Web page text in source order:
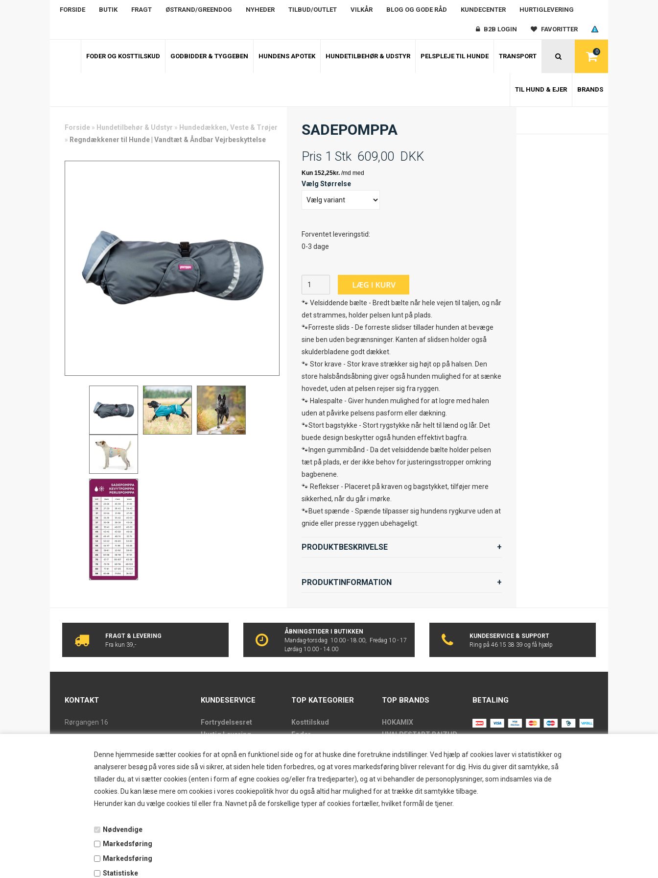
Denne hjemmeside sætter cookies for at opnå en funktionel side og for at huske dine foretrukne indstillinger. Ved hjælp af cookies laver vi statistikker og
analyserer besøg på vores side så vi sikrer, at siden hele tiden forbedres, og at vores markedsføring bliver relevant for dig. Hvis du giver dit samtykke, så
tillader du, at vi sætter cookies (enten i form af egne cookies og/eller fra tredjeparter), og at vi behandler de personoplysninger, som indsamles via de
cookies. Du kan læse mere om cookies i vores cookiepolitik hvor du også altid har mulighed for at trække dit samtykke tilbage.
Herunder kan du vælge cookies til eller fra. Navnet på de forskellige typer af cookies fortæller, hvilket formål de tjener.
Nødvendige
Markedsføring
Markedsføring
Statistiske
FORSIDE BUTIK FRAGT ØSTRAND/GREENDOG NYHEDER TILBUD/OUTLET VILKÅR BLOG OG GODE RÅD KUNDECENTER HURTIGLEVERING
B2B LOGIN FAVORITTER
0
FODER OG KOSTTILSKUD GODBIDDER & TYGGEBEN HUNDENS APOTEK HUNDETILBEHØR & UDSTYR PELSPLEJE TIL HUNDE TRANSPORT
TIL HUND & EJER BRANDS
Forside » Hundetilbehør & Udstyr » Hundedækken, Veste & Trøjer
» Regndækkener til Hunde | Vandtæt & Åndbar Vejrbeskyttelse
SADEPOMPPA
Pris 1 Stk 609,00DKK
Vælg Størrelse
Forventet leveringstid:
0-3 dage
🐾 Velsiddende bælte - Bredt bælte når hele vejen til taljen, og når
det strammes, holder pelsen lunt på plads.
🐾Forreste slids - De forreste slidser tillader hunden at bevæge
sine ben uden begrænsninger. Kanten af slidsen holder også
skulderbladene godt dækket.
🐾 Stor krave - Stor krave strækker sig højt op på halsen. Den
store halsbåndsåbning giver også hunden mulighed for at sænke
hovedet, uden at pelsen rejser sig fra ryggen.
🐾 Halespalte - Giver hunden mulighed for at logre med halen
uden at påvirke pelsens pasform eller dækning.
🐾Stort bagstykke - Stort rygstykke når helt til lænd og lår. Det
buede design beskytter også hunden effektivt bagfra.
🐾Ingen gummibånd - Da det velsiddende bælte holder pelsen
tæt på plads, er der ikke behov for justeringsstropper omkring
bagbenene.
🐾 Reflekser - Placeret på kraven og bagstykket, tilføjer mere
sikkerhed, når du går i mørke.
🐾Buet spænde - Spænde tilpasser sig hundens rygkurve uden at
gnide eller presse ryggen ubehageligt.
PRODUKTBESKRIVELSE
PRODUKTINFORMATION
FRAGT & LEVERING
Fra kun 39,-
ÅBNINGSTIDER I BUTIKKEN
Mandag-torsdag 10.00 - 18.00, Fredag 10 - 17
Lørdag 10.00 - 14.00
KUNDESERVICE & SUPPORT
Ring på 46 15 38 39 og få hjælp
KONTAKT
Rørgangen 16
Tlf. 46 15 38 39
ostrand@ostrand.dk
CVR: DK 77948228 drives af
SKYESCOT TRADING V/DORTE HOLM
MARTINA
KUNDESERVICE
Fortrydelsesret
Hurtig Levering
Butikkens åbningstider
Returlabel
Kontakt
Østrand/Greendog
Nyheder
TOP KATEGORIER
Kosttilskud
Foder
Udstyr
Pelspleje
Pleje
Hjemmet & Bilen
Brands
TOP BRANDS
HOKAMIX
HVALPESTART RAIZUP
GRAU
STARMARK
VARIOCAGE-MIMSAFE
BETALING
Tilmeld dig vores nyhedsbrev og
modtag eksklusive tilbud og nyheder i
shoppen. Du kan til en hver tid afmelde